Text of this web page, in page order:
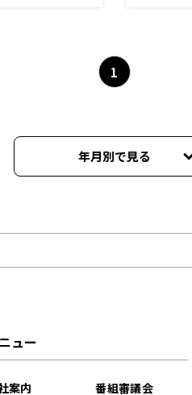
1
年月別で見る
2021年06月
ュー
案内 番組審議会